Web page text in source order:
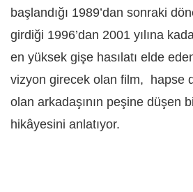
başlandığı 1989’dan sonraki
girdiği 1996’dan 2001 yılına
en yüksek gişe hasılatı elde
vizyon girecek olan film, hapse
olan arkadaşının peşine düşen
hikâyesini anlatıyor.